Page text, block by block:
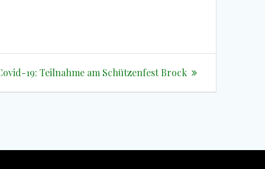
19: Teilnahme am Schützenfest Brock